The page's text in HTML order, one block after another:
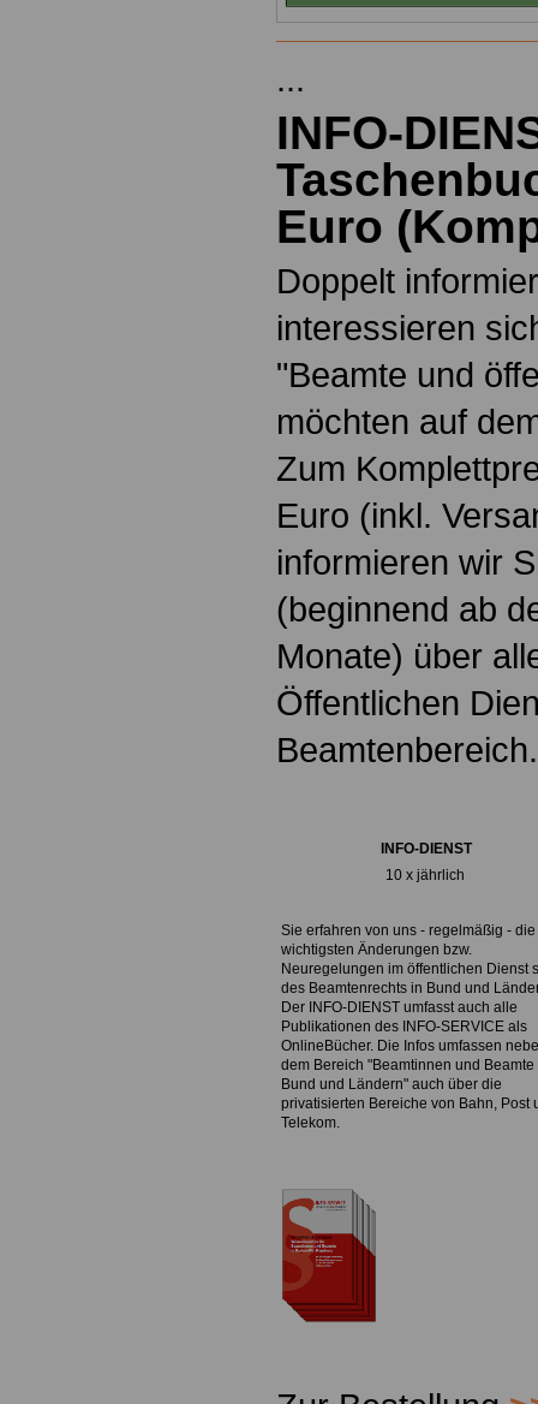
...
INFO-
Euro (
Doppelt
interessieren
"Beamte und
möchten auf
Zum
Euro (inkl.
informieren wir
(beginnend ab
Monate) über
Öffentlichen
Beamtenbereich.
INFO-DIENST
10 x jährlich
Sie erfahren von uns - regelmäßig - die
wichtigsten Änderungen bzw.
Neuregelungen im öffentlichen Dienst
des Beamtenrechts in Bund und
Der INFO-DIENST umfasst auch alle
Publikationen des INFO-SERVICE als
OnlineBücher. Die Infos umfassen
dem Bereich "Beamtinnen und Beamte
Bund und Ländern" auch über die
privatisierten Bereiche von Bahn, Post
Telekom.